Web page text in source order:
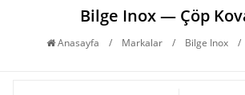
Bilge Inox — Çöp
Anasayfa / Markalar / Bilge Inox /